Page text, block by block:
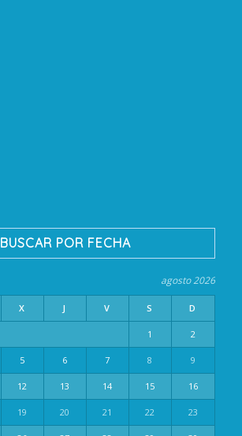
BUSCAR POR FECHA
agosto 2026
X J V S D
1 2
5 6 7 8 9
12 13 14 15 16
19 20 21 22 23